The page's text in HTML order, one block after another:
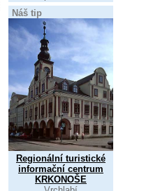
Náš tip
Regionální turistické
informační centrum
KRKONOŠE